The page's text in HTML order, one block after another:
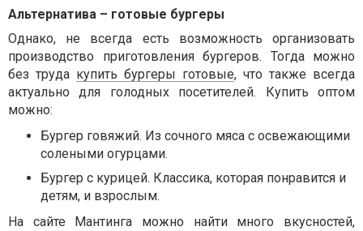
Альтернатива – готовые бургеры
Однако, не всегда есть возможность организовать
производство приготовления бургеров. Тогда можно
без труда купить бургеры готовые, что также всегда
актуально для голодных посетителей. Купить оптом
можно:
Бургер говяжий. Из сочного мяса с освежающими
солеными огурцами.
Бургер с курицей. Классика, которая понравится и
детям, и взрослым.
На сайте Мантинга можно найти много вкусностей,